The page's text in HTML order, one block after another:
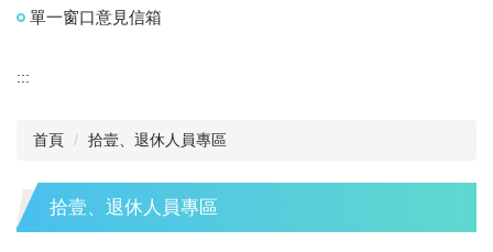
單一窗口意見信箱
:::
首頁 拾壹、退休人員專區
拾壹、退休人員專區